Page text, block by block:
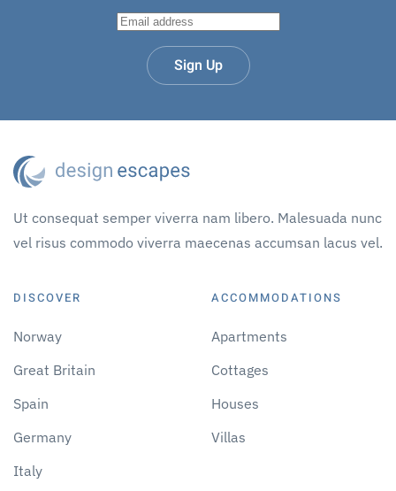
Sign Up
Ut consequat semper viverra nam libero. Malesuada nunc
vel risus commodo viverra maecenas accumsan lacus vel.
DISCOVER
Norway
Great Britain
Spain
Germany
Italy
ACCOMMODATIONS
Apartments
Cottages
Houses
Villas